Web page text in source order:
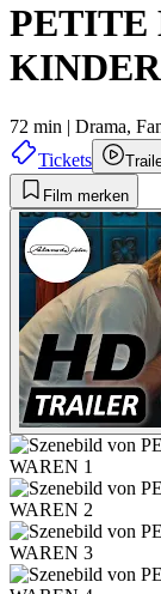
PETITE
72 min | Drama,
Tickets
Film merken